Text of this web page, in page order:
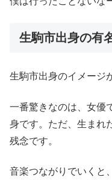
生駒市出身の有
生駒市出身のイメージ
一番驚きなのは、女優
身です。ただ、生まれ
残念です。
音楽つながりでいくと